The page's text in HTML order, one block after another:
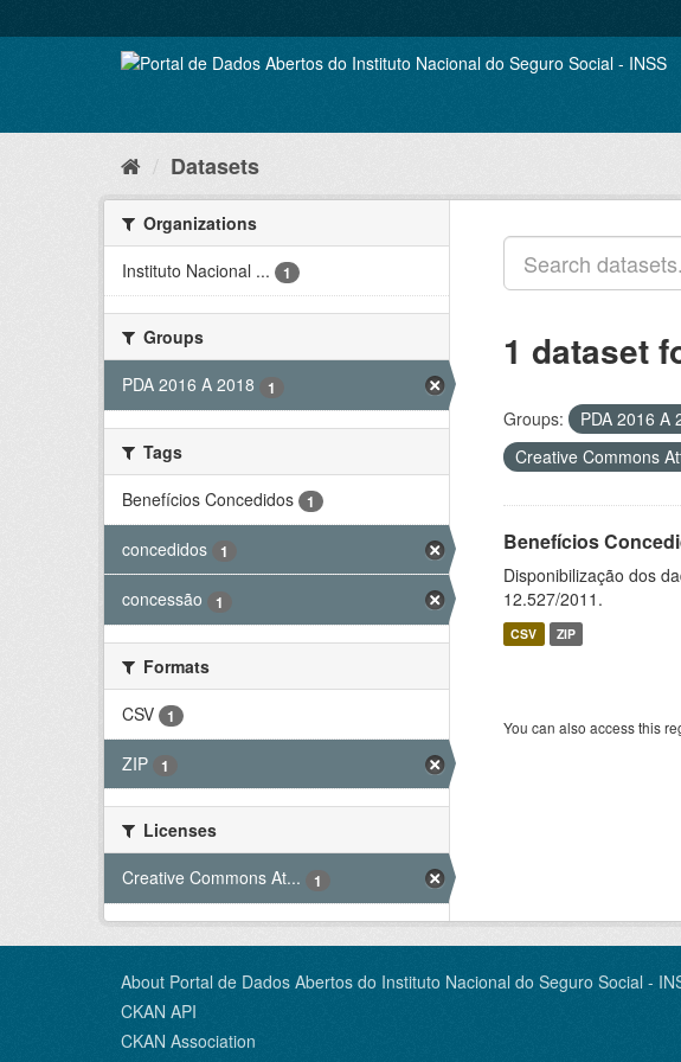
to
Datasets
Organizations
Instituto Nacional ...
1
Groups
PDA 2016 A 2018
1
Tags
Benefícios Concedidos
1
concedidos 1
concessão 1
Formats
CSV
1
ZIP 1
Licenses
Creative Commons At...
1
1 dataset
Groups: PDA 2016 A
Creative Commons
Benefícios
Disponibilização dos
12.527/2011.
CSV ZIP
You can also access this
About Portal de Dados Abertos do Instituto Nacional do Seguro Social -
CKAN API
CKAN Association